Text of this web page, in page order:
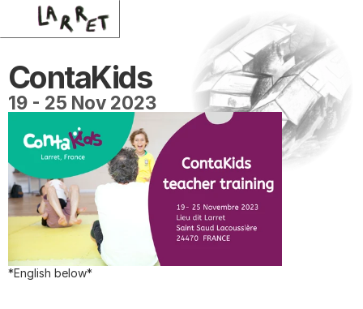
ContaKids
19 - 25 Nov 2023
*English below*